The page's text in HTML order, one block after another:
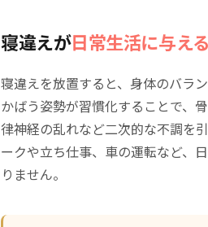
寝違えが日常生活に与え
寝違えを放置すると、身体のバラ
かばう姿勢が習慣化することで、
律神経の乱れなど二次的な不調を
ークや立ち仕事、車の運転など、
りません。